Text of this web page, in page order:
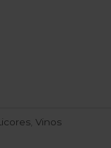
Vinos